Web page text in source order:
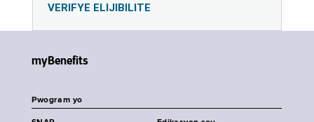
VERIFYE ELIJIBILITE
myBenefits
Pwogram yo